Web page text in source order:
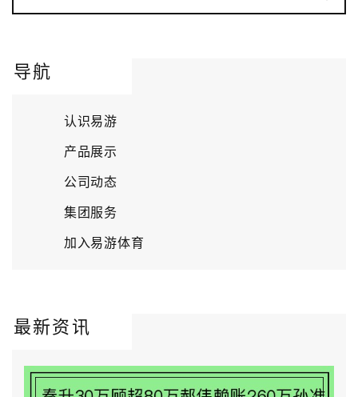
导航
认识易游
产品展示
公司动态
集团服务
加入易游体育
最新资讯